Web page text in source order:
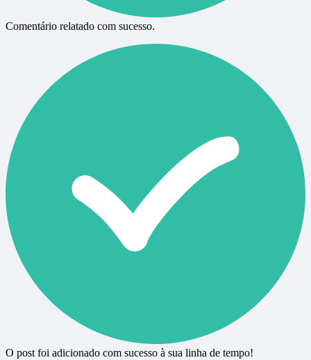
Comentário relatado com sucesso.
O post foi adicionado com sucesso à sua linha de tempo!